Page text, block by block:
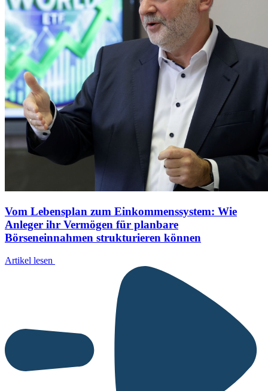
Vom Lebensplan zum Einkommenssystem: Wie
Anleger ihr Vermögen für planbare
Börseneinnahmen strukturieren können
Artikel lesen